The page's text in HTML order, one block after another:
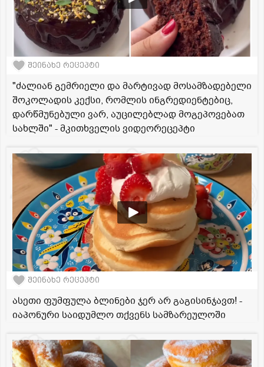
შეინახე რეცეპტი
"ძალიან გემრიელი და მარტივად მოსამზადებელი
შოკოლადის კექსი, რომლის ინგრედიენტებიც,
დარწმუნებული ვარ, აუცილებლად მოგეპოვებათ
სახლში" - მკითხველის ვიდეორეცეპტი
შეინახე რეცეპტი
ასეთი ფუმფულა ბლინები ჯერ არ გაგისინჯავთ! -
იაპონური საიდუმლო თქვენს სამზარეულოში